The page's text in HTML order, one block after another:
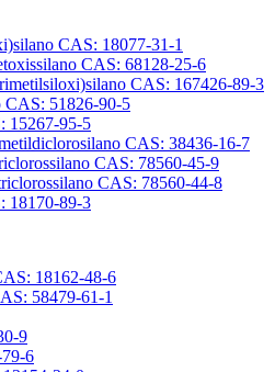
CAS: 18077-31-1
CAS: 68128-25-6
CAS: 167426-89-3
CAS: 51826-90-5
15267-95-5
CAS: 38436-16-7
CAS: 78560-45-9
CAS: 78560-44-8
18170-89-3
18162-48-6
58479-61-1
9
6